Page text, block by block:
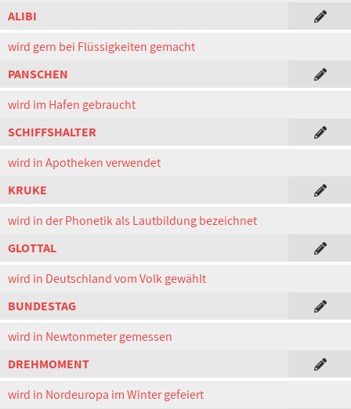
ALIBI
wird gern bei Flüssigkeiten gemacht
PANSCHEN
wird im Hafen gebraucht
SCHIFFSHALTER
wird in Apotheken verwendet
KRUKE
wird in der Phonetik als Lautbildung bezeichnet
GLOTTAL
wird in Deutschland vom Volk gewählt
BUNDESTAG
wird in Newtonmeter gemessen
DREHMOMENT
wird in Nordeuropa im Winter gefeiert